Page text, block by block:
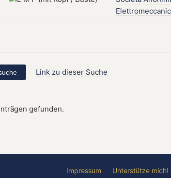
Link zu dieser Suche
gefunden.
Impressum Unterstütze mich!